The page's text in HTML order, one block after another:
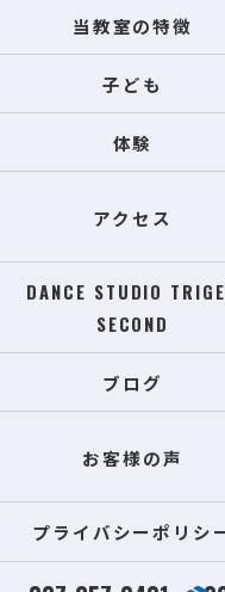
当教室の特徴
子ども
体験
アクセス
DANCE STUDIO
SECOND
ブログ
お客様の声
プライバシーポリシ